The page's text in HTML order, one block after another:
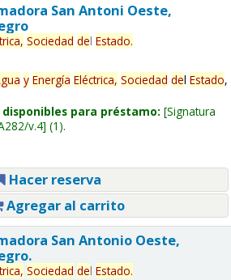
San Antoni Oeste,
Sociedad del Estado.
y Energía Eléctrica, Sociedad del Estado,
para préstamo: Signatura
v.4 (1).
Hacer reserva
Agregar al carrito
San Antonio Oeste,
Sociedad del Estado.